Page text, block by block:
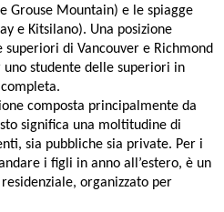
Grouse Mountain) e le spiagge
e Kitsilano). Una posizione
di Vancouver e Richmond
studente delle superiori in
composta principalmente da
significa una moltitudine di
sia pubbliche sia private. Per i
i figli in anno all’estero, è un
organizzato per